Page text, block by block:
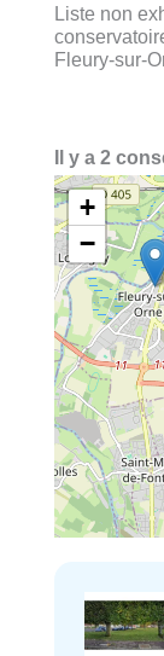
Liste non
Fleury-sur-
Il y a 2
+
−